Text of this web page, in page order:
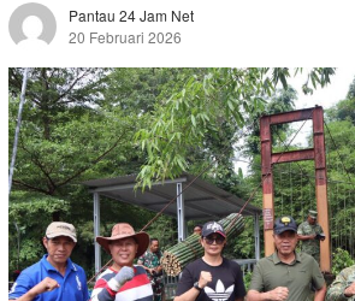
Pantau 24 Jam Net
20 Februari 2026